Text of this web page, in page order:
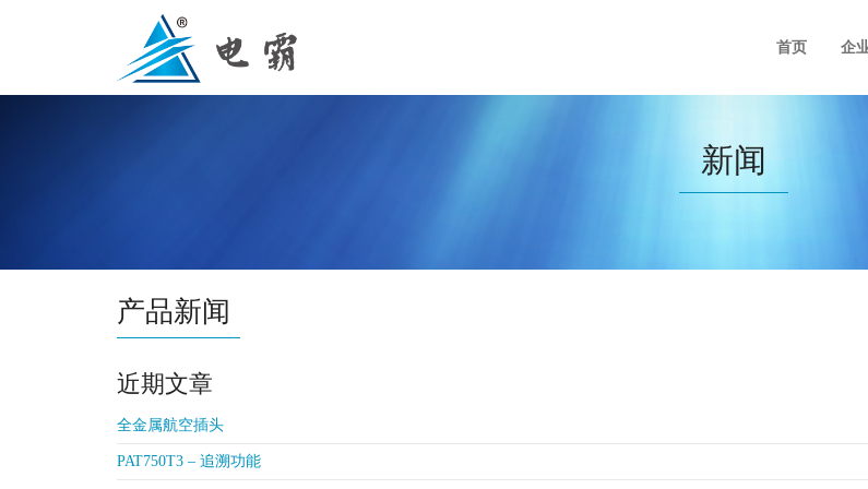
首页 企
新闻
产品新闻
近期文章
全金属航空插头
PAT750T3 – 追溯功能